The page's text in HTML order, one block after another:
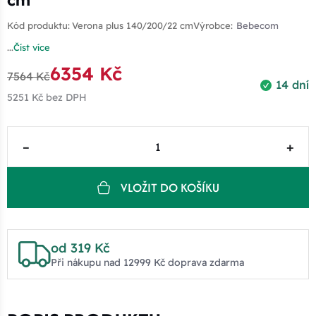
Kód produktu:Verona plus 140/200/22 cmVýrobce: Bebecom
...Číst více
14 dní
7564 Kč6354 Kč
5251 Kč bez DPH
– +
VLOŽIT DO KOŠÍKU
od 319 Kč
Při nákupu nad 12999 Kč doprava zdarma